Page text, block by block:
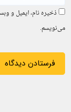
ذخیره نام، ایمیل و
می‌نویسم.